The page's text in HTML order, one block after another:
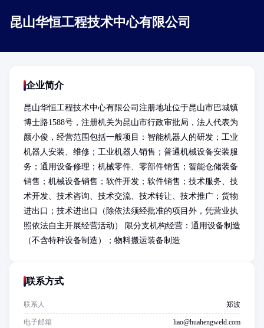
昆山华恒工程技术中心有限公司
企业简介
昆山华恒工程技术中心有限公司注册地址位于昆山市巴城镇
博士路1588号，注册机关为昆山市行政审批局，法人代表为
颜小俊，经营范围包括一般项目：智能机器人的研发；工业
机器人安装、维修；工业机器人销售；普通机械设备安装服
务；通用设备修理；机械零件、零部件销售；智能仓储装备
销售；机械设备销售；软件开发；软件销售；技术服务、技
术开发、技术咨询、技术交流、技术转让、技术推广；货物
进出口；技术进出口（除依法须经批准的项目外，凭营业执
照依法自主开展经营活动） 限分支机构经营：通用设备制造
（不含特种设备制造）；物料搬运装备制造
联系方式
联系人 郑波
电子邮箱 liao@huahengweld.com